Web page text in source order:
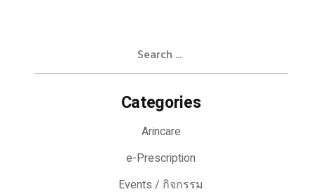
Categories
Arincare
e-Prescription
Events / กิจกรรม